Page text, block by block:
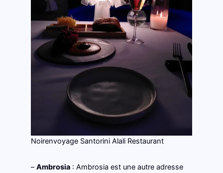
Noirenvoyage Santorini Alali Restaurant
–Ambrosia: Ambrosia est une autre adresse